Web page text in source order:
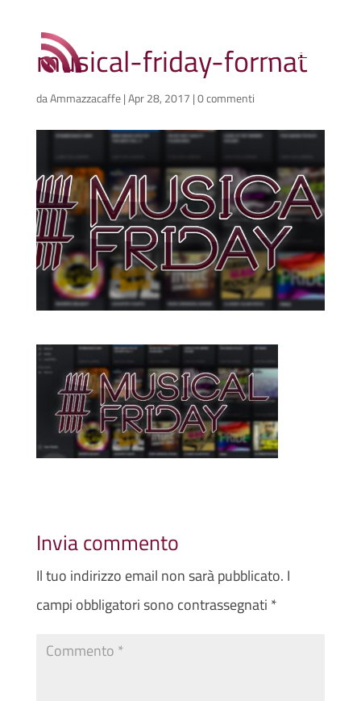
musical-friday-format
daAmmazzacaffe|Apr 28, 2017 |0 commenti
Invia commento
Il tuo indirizzo email non sarà pubblicato. I
campi obbligatori sono contrassegnati *